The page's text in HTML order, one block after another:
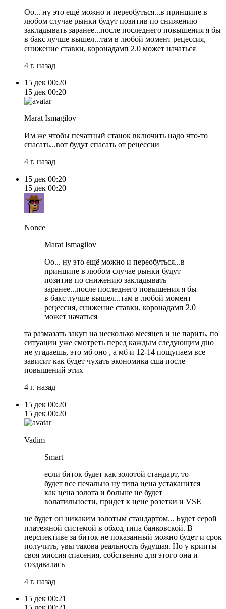
Оо... ну это ещё можно и переобуться...в принципе в
любом случае рынки будут позитив по снижению
закладывать заранее...после последнего повышения я бы
в бакс лучше вышел...там в любой момент рецессия,
снижение ставки, коронадамп 2.0 может начаться
4 г. назад
15 дек 00:20
15 дек 00:20
Marat Ismagilov
Им же чтобы печатный станок включить надо что-то
спасать...вот будут спасать от рецессии
4 г. назад
15 дек 00:20
15 дек 00:20
Nonce
Marat Ismagilov
Оо... ну это ещё можно и переобуться...в
принципе в любом случае рынки будут
позитив по снижению закладывать
заранее...после последнего повышения я бы
в бакс лучше вышел...там в любой момент
рецессия, снижение ставки, коронадамп 2.0
может начаться
та размазать закуп на несколько месяцев и не парить, по
ситуации уже смотреть перед каждым следующим дно
не угадаешь, это мб оно , а мб и 12-14 пощупаем все
зависит как будет чухать экономика сша после
повышений этих
4 г. назад
15 дек 00:20
15 дек 00:20
Vadim
Smart
если биток будет как золотой стандарт, то
будет все печально ну типа цена устаканится
как цена золота и больше не будет
волатильности, придет к цене розетки и VSE
не будет он никаким золотым стандартом... Будет серой
платежной системой в обход типа банковской. В
перспективе за биток не показанный можно будет и срок
получить, увы такова реальность будущая. Но у крипты
своя миссия спасения, собственно для этого она и
создавалась
4 г. назад
15 дек 00:21